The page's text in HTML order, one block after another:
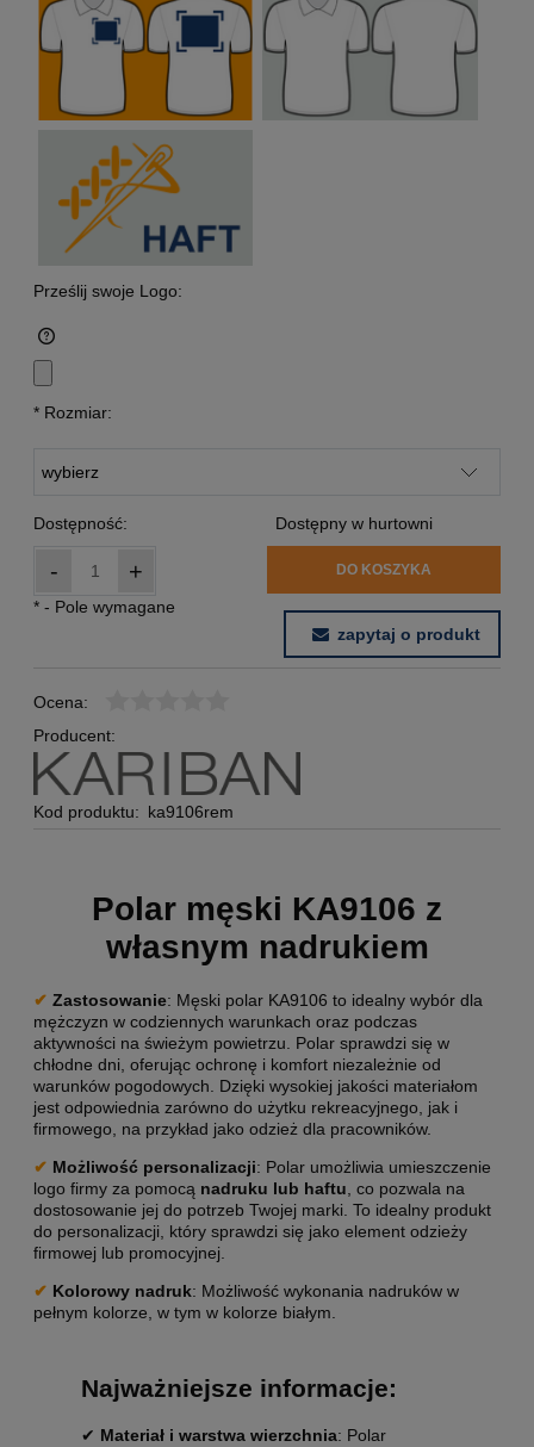
Prześlij swoje Logo:
* Rozmiar:
Dostępność: Dostępny w hurtowni
- + DO KOSZYKA
* - Pole wymagane
zapytaj o produkt
Ocena:
Producent:
Kod produktu: ka9106rem
Polar męski KA9106 z
własnym nadrukiem
✔ Zastosowanie: Męski polar KA9106 to idealny wybór dla
mężczyzn w codziennych warunkach oraz podczas
aktywności na świeżym powietrzu. Polar sprawdzi się w
chłodne dni, oferując ochronę i komfort niezależnie od
warunków pogodowych. Dzięki wysokiej jakości materiałom
jest odpowiednia zarówno do użytku rekreacyjnego, jak i
firmowego, na przykład jako odzież dla pracowników.
✔ Możliwość personalizacji: Polar umożliwia umieszczenie
logo firmy za pomocą nadruku lub haftu , co pozwala na
dostosowanie jej do potrzeb Twojej marki. To idealny produkt
do personalizacji, który sprawdzi się jako element odzieży
firmowej lub promocyjnej.
✔ Kolorowy nadruk: Możliwość wykonania nadruków w
pełnym kolorze, w tym w kolorze białym.
Najważniejsze informacje:
✔ Materiał i warstwa wierzchnia: Polar